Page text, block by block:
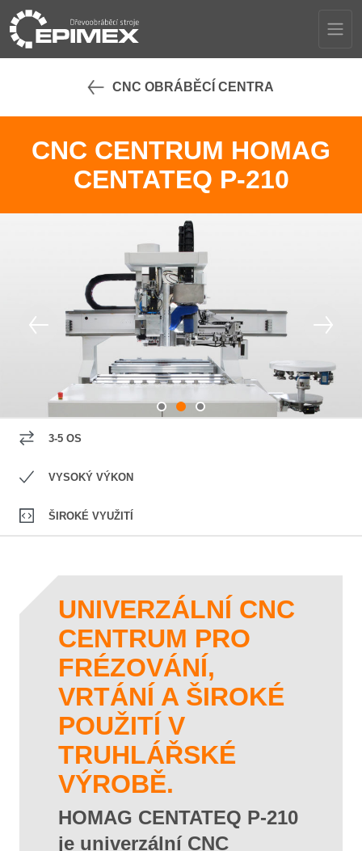
CNC OBRÁBĚCÍ CENTRA
CNC CENTRUM HOMAG
CENTATEQ P-210
3-5 OS
VYSOKÝ VÝKON
ŠIROKÉ VYUŽITÍ
UNIVERZÁLNÍ CNC
CENTRUM PRO
FRÉZOVÁNÍ,
VRTÁNÍ A ŠIROKÉ
POUŽITÍ V
TRUHLÁŘSKÉ
VÝROBĚ.
HOMAG CENTATEQ P-210
je univerzální CNC